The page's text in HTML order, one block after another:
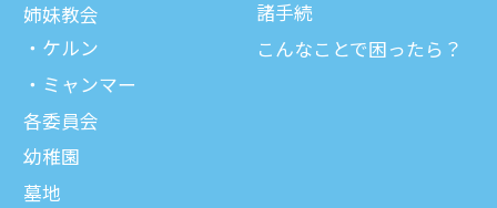
姉妹教会
ケルン
ミャンマー
各委員会
幼稚園
墓地
諸⼿続
こんなことで困ったら？